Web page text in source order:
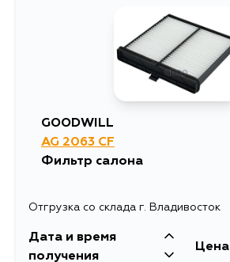
GOODWILL
AG 2063 CF
Фильтр салона
Отгрузка со склада г. Владивосток
Дата и время
получения
Цена